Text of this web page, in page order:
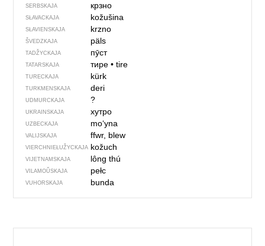
SERBSKAJA крзно
SŁAVACKAJA kožušina
SŁAVIENSKAJA krzno
ŠVEDZKAJA päls
TADŽYCKAJA пӯст
TATARSKAJA тире• tire
TURECKAJA kürk
TURKMENSKAJA deri
UDMURCKAJA ?
UKRAINSKAJA хутро
UZBECKAJA mo‘yna
VALIJSKAJA ffwr, blew
VIERCHNIE­ŁUŽYCKAJA kožuch
VIJETNAMSKAJA lông thú
VILAMOŬSKAJA pełc
VUHORSKAJA bunda